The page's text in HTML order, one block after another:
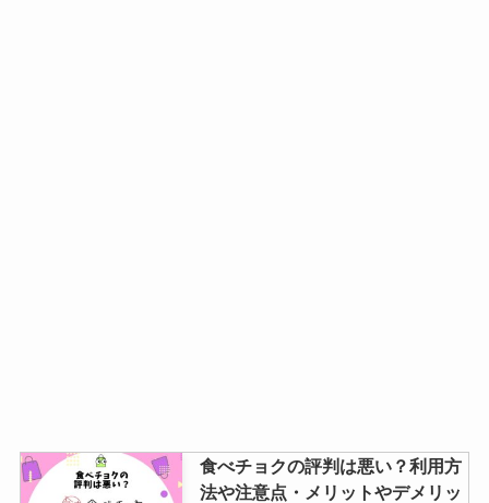
食べチョクの評判は悪い？利用方
法や注意点・メリットやデメリッ